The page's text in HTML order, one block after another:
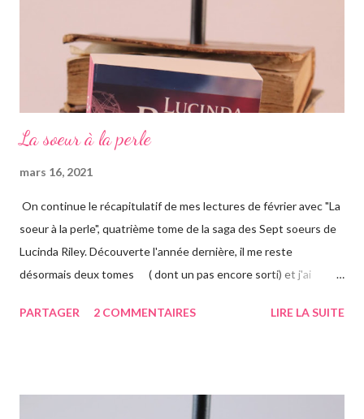
La soeur à la perle
mars 16, 2021
On continue le récapitulatif de mes lectures de février avec "La
soeur à la perle", quatrième tome de la saga des Sept soeurs de
Lucinda Riley. Découverte l'année dernière, il me reste
désormais deux tomes ( dont un pas encore sorti) et j'ai
avez pu le voir précédemment sur le blog. Cette fois-ci on suit la
campagne anglaise, elle va quant à elle partir à l'autre bout du
PARTAGER 2 COMMENTAIRES LIRE LA SUITE